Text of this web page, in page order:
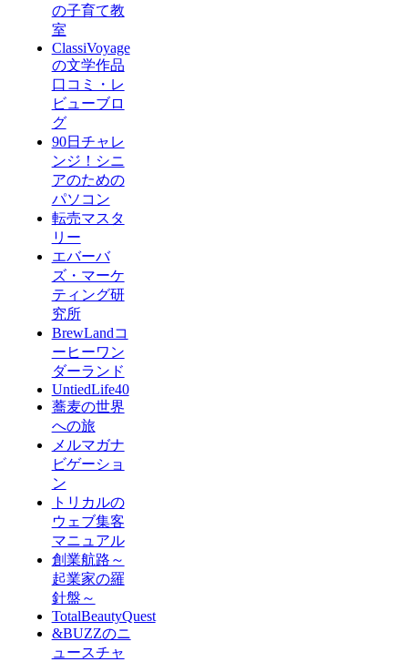
の子育て教
室
ClassiVoyage
の文学作品
口コミ・レ
ビューブロ
グ
90日チャレ
ンジ！シニ
アのための
パソコン
転売マスタ
リー
エバーバ
ズ・マーケ
ティング研
究所
BrewLandコ
ーヒーワン
ダーランド
UntiedLife40
蕎麦の世界
への旅
メルマガナ
ビゲーショ
ン
トリカルの
ウェブ集客
マニュアル
創業航路～
起業家の羅
針盤～
TotalBeautyQuest
&BUZZのニ
ュースチャ